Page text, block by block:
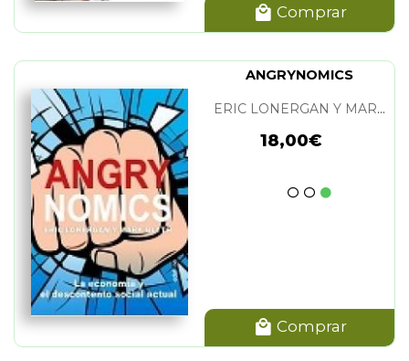
Comprar
ANGRYNOMICS
ERIC LONERGAN Y MARK BLYTH
18,00€
Comprar